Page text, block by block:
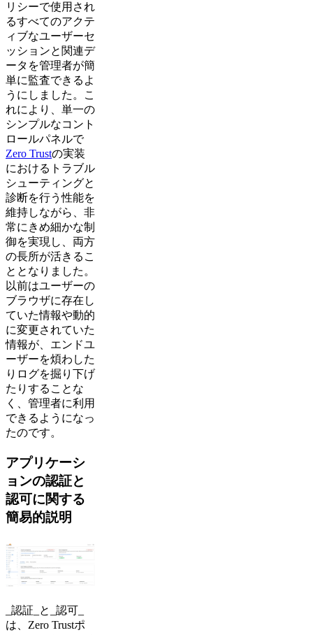
リシーで使用され
るすべてのアクテ
ィブなユーザーセ
ッションと関連デ
ータを管理者が簡
単に監査できるよ
うにしました。こ
れにより、単一の
シンプルなコント
ロールパネルで
Zero Trustの実装
におけるトラブル
シューティングと
診断を行う性能を
維持しながら、非
常にきめ細かな制
御を実現し、両方
の長所が活きるこ
ととなりました。
以前はユーザーの
ブラウザに存在し
ていた情報や動的
に変更されていた
情報が、エンドユ
ーザーを煩わした
りログを掘り下げ
たりすることな
く、管理者に利用
できるようになっ
たのです。
アプリケーシ
ョンの認証と
認可に関する
簡易的説明
_認証_と_認可_
は、Zero Trustポ